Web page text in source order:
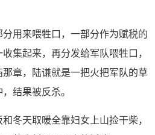
用来喂牲口，一部分作为赋税的
集起来，再分发给军队喂牲口，
那章，陆谦就是一把火把军队的草
结果被反杀。
冬天取暖全靠妇女上山捡干柴，